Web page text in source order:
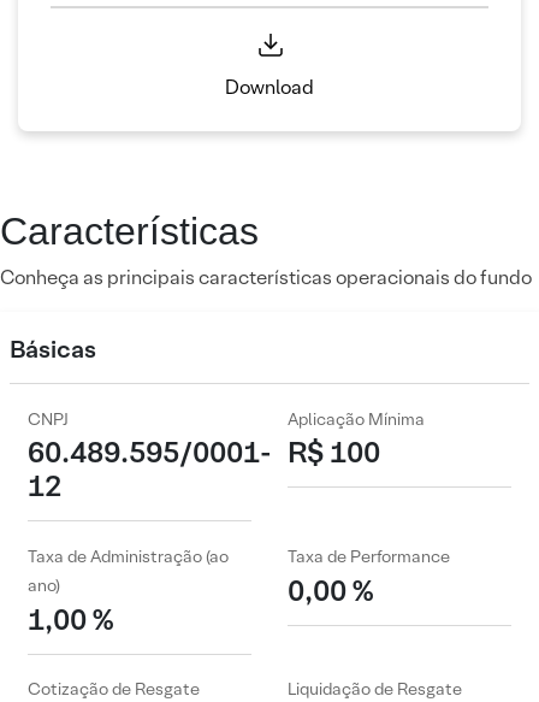
Download
Características
Conheça as principais características operacionais do fundo
Básicas
CNPJ
60.489.595/0001-
12
Aplicação Mínima
R$ 100
Taxa de Administração (ao
ano)
1,00 %
Taxa de Performance
0,00 %
Cotização de Resgate Liquidação de Resgate